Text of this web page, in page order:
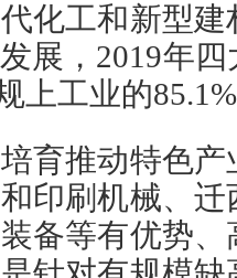
化工和新型
展，2019年
上工业的
推动特色产
印刷机械、
备等有优势